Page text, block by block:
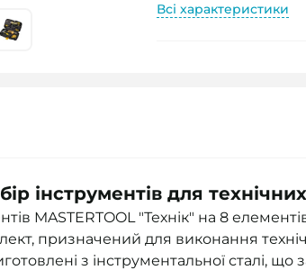
Всі характеристики
інструментів для
MASTERTOOL "Технік" на 8
призначений для виконання
з інструментальної сталі, що